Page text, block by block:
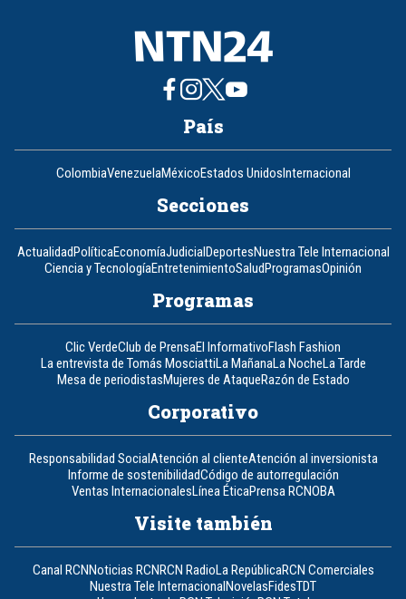
País
ColombiaVenezuelaMéxicoEstados UnidosInternacional
Secciones
ActualidadPolíticaEconomíaJudicialDeportesNuestra Tele Internacional
Ciencia y TecnologíaEntretenimientoSaludProgramasOpinión
Programas
Clic VerdeClub de PrensaEl InformativoFlash Fashion
La entrevista de Tomás MosciattiLa MañanaLa NocheLa Tarde
Mesa de periodistasMujeres de AtaqueRazón de Estado
Corporativo
Responsabilidad SocialAtención al clienteAtención al inversionista
Informe de sostenibilidadCódigo de autorregulación
Ventas InternacionalesLínea ÉticaPrensa RCNOBA
Visite también
Canal RCNNoticias RCNRCN RadioLa RepúblicaRCN Comerciales
Nuestra Tele InternacionalNovelasFidesTDT